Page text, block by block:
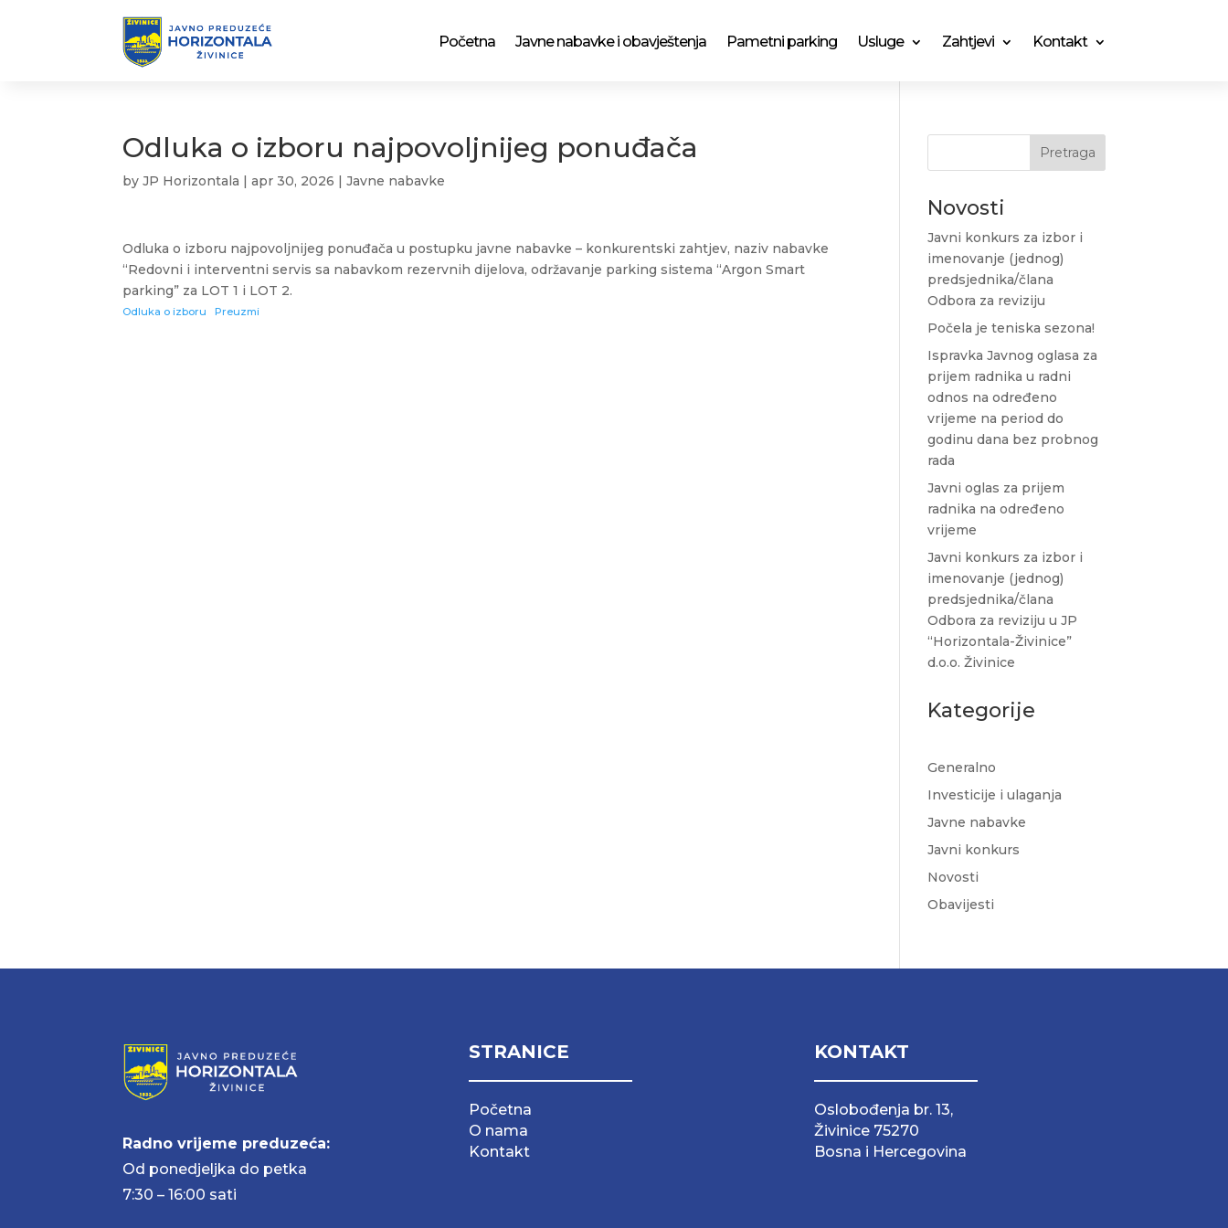
Početna Javne nabavke i obavještenja Pametni parking Usluge Zahtjevi Kontakt
Odluka o izboru najpovoljnijeg ponuđača
byJP Horizontala |apr 30, 2026 |Javne nabavke
Odluka o izboru najpovoljnijeg ponuđača u postupku javne nabavke – konkurentski zahtjev, naziv nabavke
“Redovni i interventni servis sa nabavkom rezervnih dijelova, održavanje parking sistema “Argon Smart
parking” za LOT 1 i LOT 2.
Odluka o izboru Preuzmi
Pretraga
Novosti
Javni konkurs za izbor i
imenovanje (jednog)
predsjednika/člana
Odbora za reviziju
Počela je teniska sezona!
Ispravka Javnog oglasa za
prijem radnika u radni
odnos na određeno
vrijeme na period do
godinu dana bez probnog
rada
Javni oglas za prijem
radnika na određeno
vrijeme
Javni konkurs za izbor i
imenovanje (jednog)
predsjednika/člana
Odbora za reviziju u JP
“Horizontala-Živinice”
d.o.o. Živinice
Kategorije
Generalno
Investicije i ulaganja
Javne nabavke
Javni konkurs
Novosti
Obavijesti
Radno vrijeme preduzeća:
Od ponedjeljka do petka
7:30 – 16:00 sati
STRANICE
Početna
O nama
Kontakt
KONTAKT
Oslobođenja br. 13,
Živinice 75270
Bosna i Hercegovina